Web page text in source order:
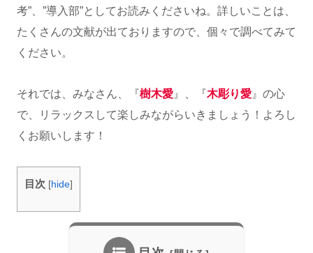
考”、”導入部”としてお読みくださいね。詳しいことは、
たくさんの文献が出ておりますので、個々で調べてみて
ください。
それでは、みなさん、『樹木愛 』、『木彫り愛 』の心
で、リラックスして楽しみながらいきましょう！よろし
くお願いします！
目次 [hide]